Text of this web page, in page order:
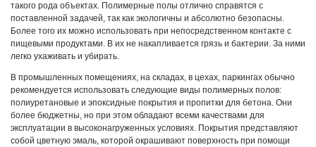
такого рода объектах. Полимерные полы отлично справятся с
поставленной задачей, так как экологичны и абсолютно безопасны.
Более того их можно использовать при непосредственном контакте с
пищевыми продуктами. В их не накапливается грязь и бактерии. За ними
легко ухаживать и убирать.
В промышленных помещениях, на складах, в цехах, паркингах обычно
рекомендуется использовать следующие виды полимерных полов:
полиуретановые и эпоксидные покрытия и пропитки для бетона. Они
более бюджетны, но при этом обладают всеми качествами для
эксплуатации в высоконагруженных условиях. Покрытия представляют
собой цветную эмаль, которой окрашивают поверхность при помощи